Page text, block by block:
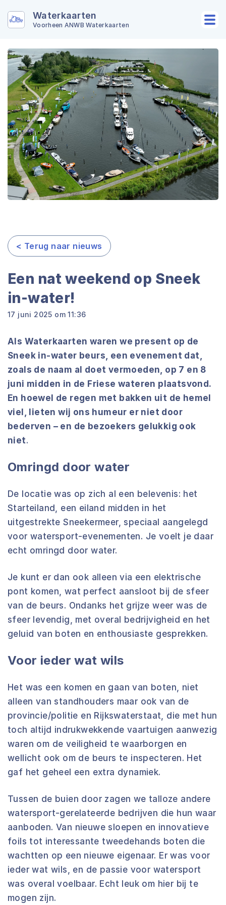
Waterkaarten
Voorheen ANWB Waterkaarten
< Terug naar nieuws
Een nat weekend op Sneek
in-water!
17 juni 2025 om 11:36
Als Waterkaarten waren we present op de
Sneek in-water beurs, een evenement dat,
zoals de naam al doet vermoeden, op 7 en 8
juni midden in de Friese wateren plaatsvond.
En hoewel de regen met bakken uit de hemel
viel, lieten wij ons humeur er niet door
bederven – en de bezoekers gelukkig ook
niet.
Omringd door water
De locatie was op zich al een belevenis: het
Starteiland, een eiland midden in het
uitgestrekte Sneekermeer, speciaal aangelegd
voor watersport-evenementen. Je voelt je daar
echt omringd door water.
Je kunt er dan ook alleen via een elektrische
pont komen, wat perfect aansloot bij de sfeer
van de beurs. Ondanks het grijze weer was de
sfeer levendig, met overal bedrijvigheid en het
geluid van boten en enthousiaste gesprekken.
Voor ieder wat wils
Het was een komen en gaan van boten, niet
alleen van standhouders maar ook van de
provincie/politie en Rijkswaterstaat, die met hun
toch altijd indrukwekkende vaartuigen aanwezig
waren om de veiligheid te waarborgen en
wellicht ook om de beurs te inspecteren. Het
gaf het geheel een extra dynamiek.
Tussen de buien door zagen we talloze andere
watersport-gerelateerde bedrijven die hun waar
aanboden. Van nieuwe sloepen en innovatieve
foils tot interessante tweedehands boten die
wachtten op een nieuwe eigenaar. Er was voor
ieder wat wils, en de passie voor watersport
was overal voelbaar. Echt leuk om hier bij te
mogen zijn.